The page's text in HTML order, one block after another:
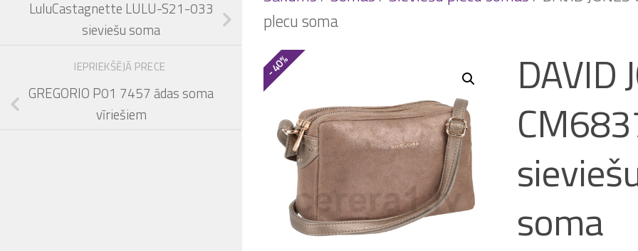
plecu soma
- 40%
DAVID
soma
LuluCastagnette LULU-S21-033
sieviešu soma
IEPRIEKŠĒJĀ PRECE
GREGORIO P01 7457 ādas soma
vīriešiem